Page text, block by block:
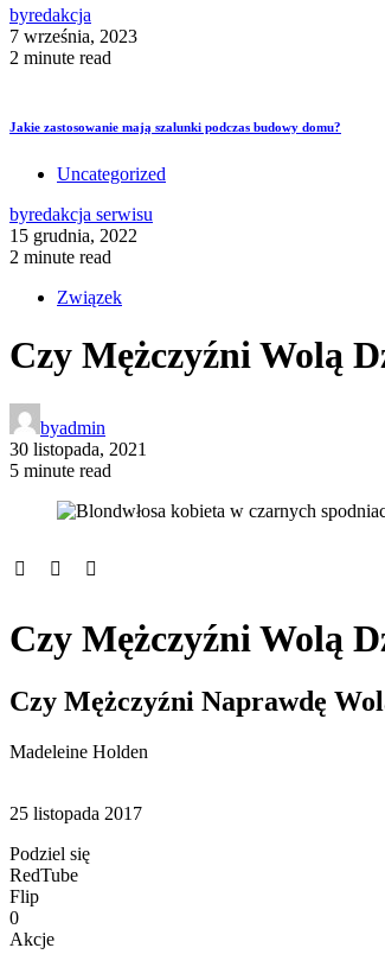
byredakcja
7 września, 2023
2 minute read
Jakie zastosowanie mają szalunki podczas budowy domu?
Uncategorized
byredakcja serwisu
15 grudnia, 2022
2 minute read
Związek
Czy Mężczyźni Wolą
byadmin
30 listopada, 2021
5 minute read
Czy Mężczyźni Wolą
Czy Mężczyźni Naprawdę
Madeleine Holden
25 listopada 2017
Podziel się
RedTube
Flip
0
Akcje